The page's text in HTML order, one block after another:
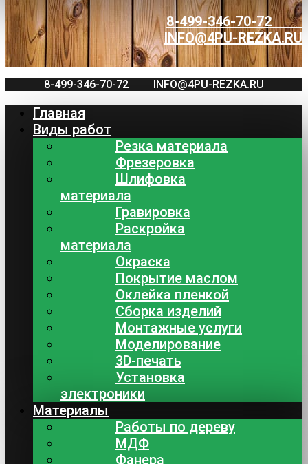
8-499-346-70-72
INFO@4PU-REZKA.RU
8-499-346-70-72 INFO@4PU-REZKA.RU
Главная
Виды работ
Резка материала
Фрезеровка
Шлифовка
материала
Гравировка
Раскройка
материала
Окраска
Покрытие маслом
Оклейка пленкой
Сборка изделий
Монтажные услуги
Моделирование
3D-печать
Установка
электроники
Материалы
Работы по дереву
МДФ
Фанера